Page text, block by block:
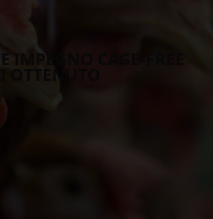
IMPEGNO CAGE-FREE
OTTENUTO